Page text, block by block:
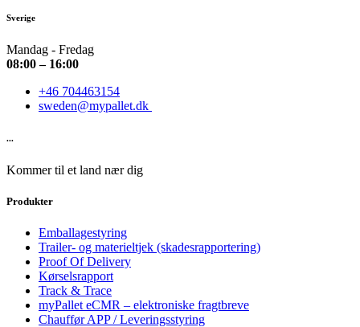
Sverige
Mandag - Fredag
08:00 – 16:00
+46 704463154
sweden@mypallet.dk
...
Kommer til et land nær dig
Produkter
Emballagestyring
Trailer- og materieltjek (skadesrapportering)
Proof Of Delivery
Kørselsrapport
Track & Trace
myPallet eCMR – elektroniske fragtbreve
Chauffør APP / Leveringsstyring